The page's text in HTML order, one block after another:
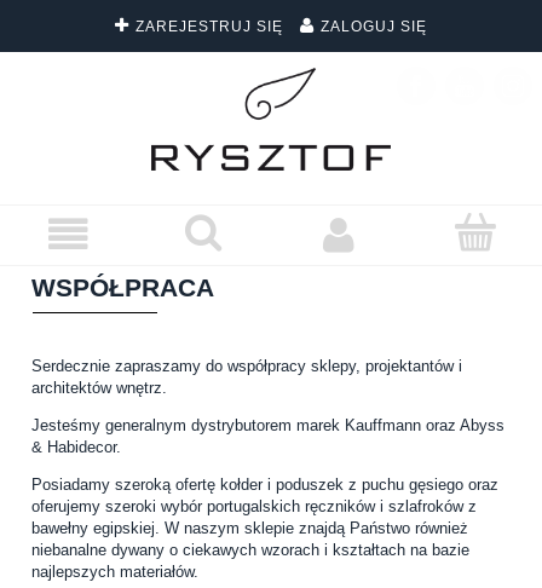
ZAREJESTRUJ SIĘ ZALOGUJ SIĘ
DARMOWA DOSTAWA WSZYSTKICH ZAMÓWIEŃ
WSPÓŁPRACA
Serdecznie zapraszamy do współpracy sklepy, projektantów i
architektów wnętrz.
Jesteśmy generalnym dystrybutorem marek Kauffmann oraz Abyss
& Habidecor.
Posiadamy szeroką ofertę kołder i poduszek z puchu gęsiego oraz
oferujemy szeroki wybór portugalskich ręczników i szlafroków z
bawełny egipskiej. W naszym sklepie znajdą Państwo również
niebanalne dywany o ciekawych wzorach i kształtach na bazie
najlepszych materiałów.